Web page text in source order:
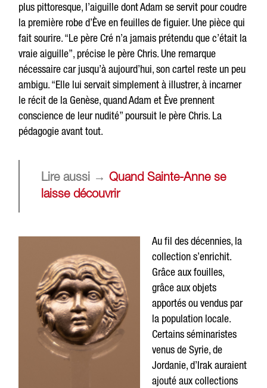
plus pittoresque, l’aiguille dont Adam se servit pour coudre
la première robe d’Ève en feuilles de figuier. Une pièce qui
fait sourire. “Le père Cré n’a jamais prétendu que c’était la
vraie aiguille”, précise le père Chris. Une remarque
nécessaire car jusqu’à aujourd’hui, son cartel reste un peu
ambigu. “Elle lui servait simplement à illustrer, à incarner
le récit de la Genèse, quand Adam et Ève prennent
conscience de leur nudité” poursuit le père Chris. La
pédagogie avant tout.
Lire aussi →Quand Sainte-Anne se
laisse découvrir
Au fil des décennies, la
collection s’enrichit.
Grâce aux fouilles,
grâce aux objets
apportés ou vendus par
la population locale.
Certains séminaristes
venus de Syrie, de
Jordanie, d’Irak auraient
ajouté aux collections